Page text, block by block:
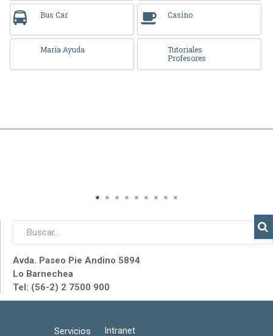
Bus Car Casino
María Ayuda
Tutoriales
Profesores
Avda. Paseo Pie Andino 5894
Lo Barnechea
Tel: (56-2) 2 7500 900
Servicios Intranet